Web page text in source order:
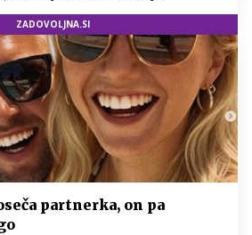
ZADOVOLJNA.SI
partnerka, on pa